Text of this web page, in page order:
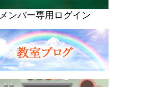
メンバー専用ログイン